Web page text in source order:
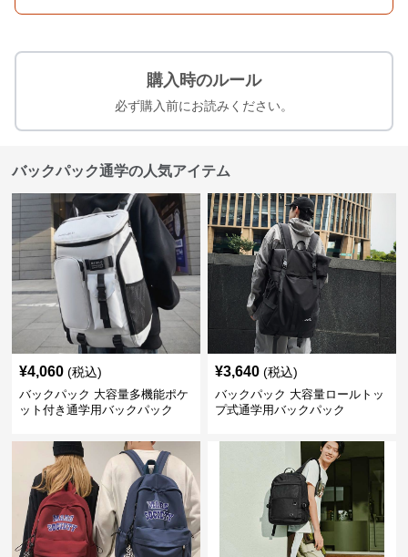
購入時のルール
必ず購入前にお読みください。
バックパック通学の人気アイテム
¥4,060 (税込)
バックパック 大容量多機能ポケ
ット付き通学用バックパック
¥3,640 (税込)
バックパック 大容量ロールトッ
プ式通学用バックパック